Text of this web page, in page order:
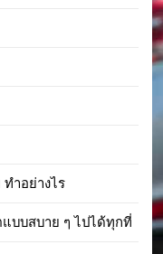
ำอย่างไร
บบสบาย ๆ ไปได้ทุกที่